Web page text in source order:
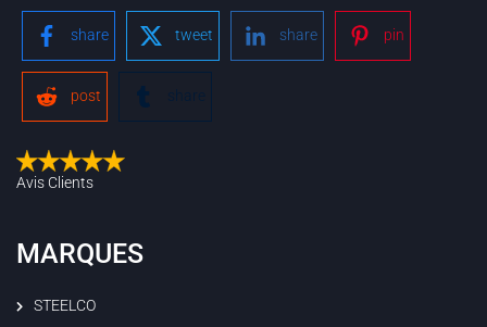
share tweet share pin
post share
Avis Clients
MARQUES
STEELCO